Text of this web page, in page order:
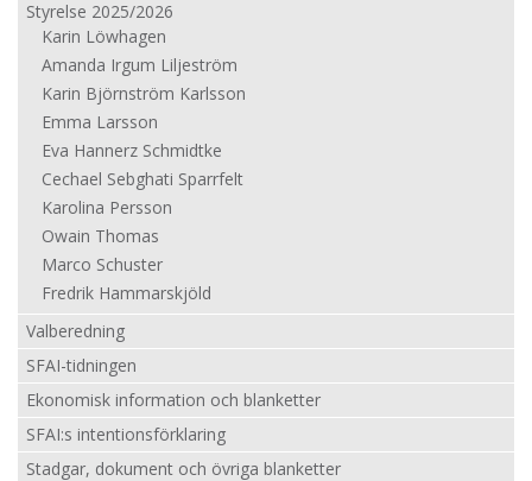
Styrelse 2025/2026
Karin Löwhagen
Amanda Irgum Liljeström
Karin Björnström Karlsson
Emma Larsson
Eva Hannerz Schmidtke
Cechael Sebghati Sparrfelt
Karolina Persson
Owain Thomas
Marco Schuster
Fredrik Hammarskjöld
Valberedning
SFAI-tidningen
Ekonomisk information och blanketter
SFAI:s intentionsförklaring
Stadgar, dokument och övriga blanketter